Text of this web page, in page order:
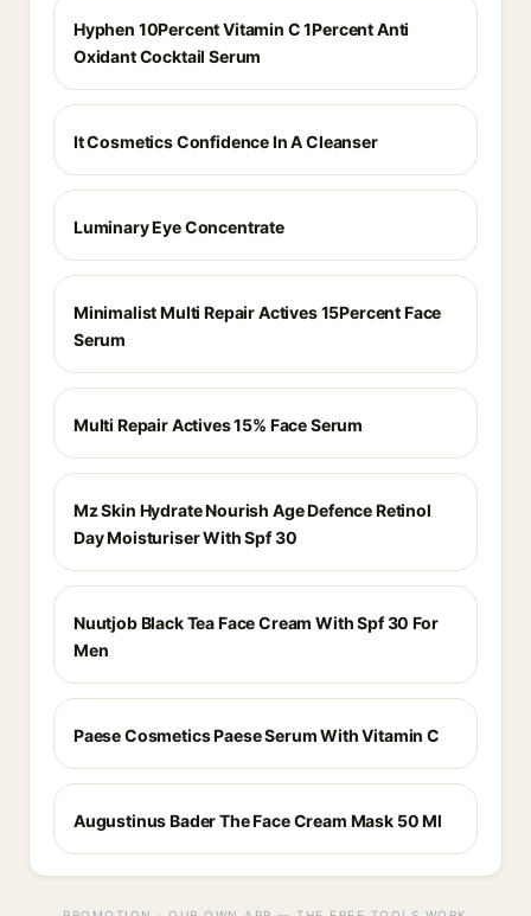
Hyphen 10Percent Vitamin C 1Percent Anti
Oxidant Cocktail Serum
It Cosmetics Confidence In A Cleanser
Luminary Eye Concentrate
Minimalist Multi Repair Actives 15Percent Face
Serum
Multi Repair Actives 15% Face Serum
Mz Skin Hydrate Nourish Age Defence Retinol
Day Moisturiser With Spf 30
Nuutjob Black Tea Face Cream With Spf 30 For
Men
Paese Cosmetics Paese Serum With Vitamin C
Augustinus Bader The Face Cream Mask 50 Ml